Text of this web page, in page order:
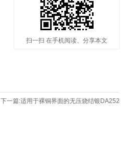
扫一扫 在手机阅读、分享本文
下一篇:适用于裸铜界面的无压烧结银DA252